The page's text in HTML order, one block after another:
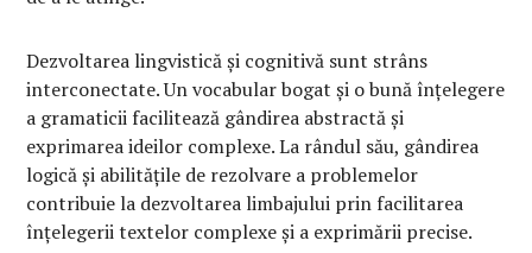
Dezvoltarea lingvistică și cognitivă sunt strâns
interconectate. Un vocabular bogat și o bună înțelegere
a gramaticii facilitează gândirea abstractă și
exprimarea ideilor complexe. La rândul său, gândirea
logică și abilitățile de rezolvare a problemelor
contribuie la dezvoltarea limbajului prin facilitarea
înțelegerii textelor complexe și a exprimării precise.